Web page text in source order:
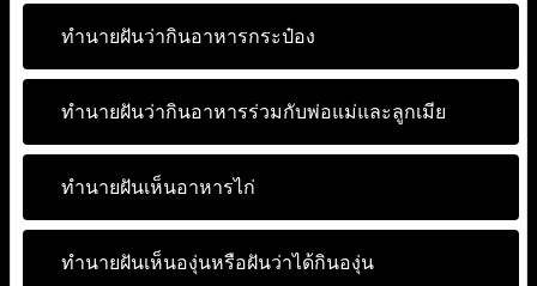
ทำนายฝันว่ากินอาหารกระป๋อง
ทำนายฝันว่ากินอาหารร่วมกับพ่อแม่และลูกเมีย
ทำนายฝันเห็นอาหารไก่
ทำนายฝันเห็นองุ่นหรือฝันว่าได้กินองุ่น